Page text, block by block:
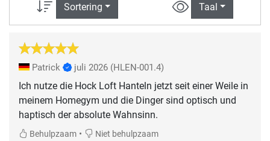
Sortering Taal
Patrick juli 2026 (HLEN-001.4)
Ich nutze die Hock Loft Hanteln jetzt seit einer Weile in
meinem Homegym und die Dinger sind optisch und
haptisch der absolute Wahnsinn.
Behulpzaam • Niet behulpzaam